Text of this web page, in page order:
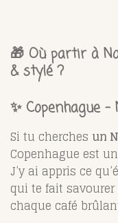
🎁 Où partir à
& stylé ?
✨ Copenhague
Si tu cherches un
Copenhague est
J’y ai appris ce
qui te fait
chaque café